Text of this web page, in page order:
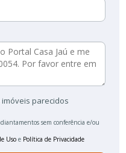
parecidos
sem conferência e/ou
Uso e Política de Privacidade